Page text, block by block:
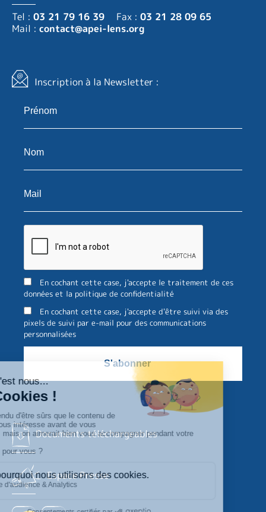
Tel : 03 21 79 16 39 Fax : 03 21 28 09 65
Mail : contact@apei-lens.org
Inscription à la Newsletter :
En cochant cette case, j'accepte le traitement de ces
données et la politique de confidentialité
En cochant cette case, j'accepte d'être suivi via des
pixels de suivi par e-mail pour des communications
personnalisées
Documents téléchargeables
Espace Presse